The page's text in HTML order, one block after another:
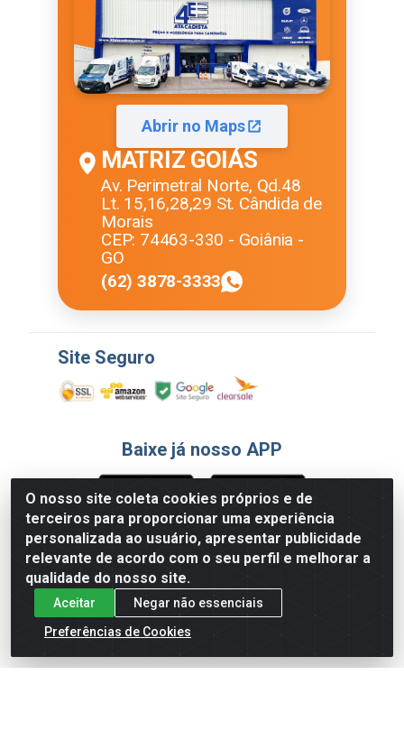
O nosso site coleta cookies próprios e de
terceiros para proporcionar uma experiência
personalizada ao usuário, apresentar publicidade
relevante de acordo com o seu perfil e melhorar a
qualidade do nosso site.
Aceitar
Negar não essenciais
Preferências de Cookies
Abrir no Maps
MATRIZ GOIÁS
Av. Perimetral Norte, Qd.48
Lt. 15,16,28,29 St. Cândida de
Morais
CEP: 74463-330 - Goiânia -
GO
(62) 3878-3333
Site Seguro
Baixe já nosso APP
Formas de Pagamento